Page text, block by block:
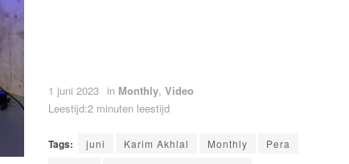
1 juni 2023 in Monthly, Video
Leestijd:2 minuten leestijd
Tags: juni Karim Akhlal Monthly
Pera